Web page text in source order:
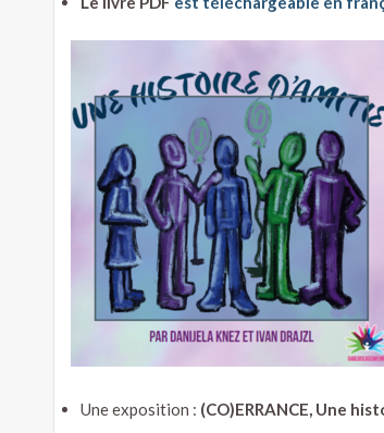
Le livre PDF est téléchargeable en
Une exposition : (CO)ERRANCE, Une